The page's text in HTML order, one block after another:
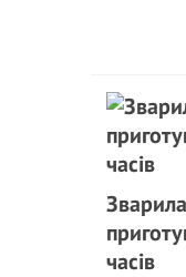
часів